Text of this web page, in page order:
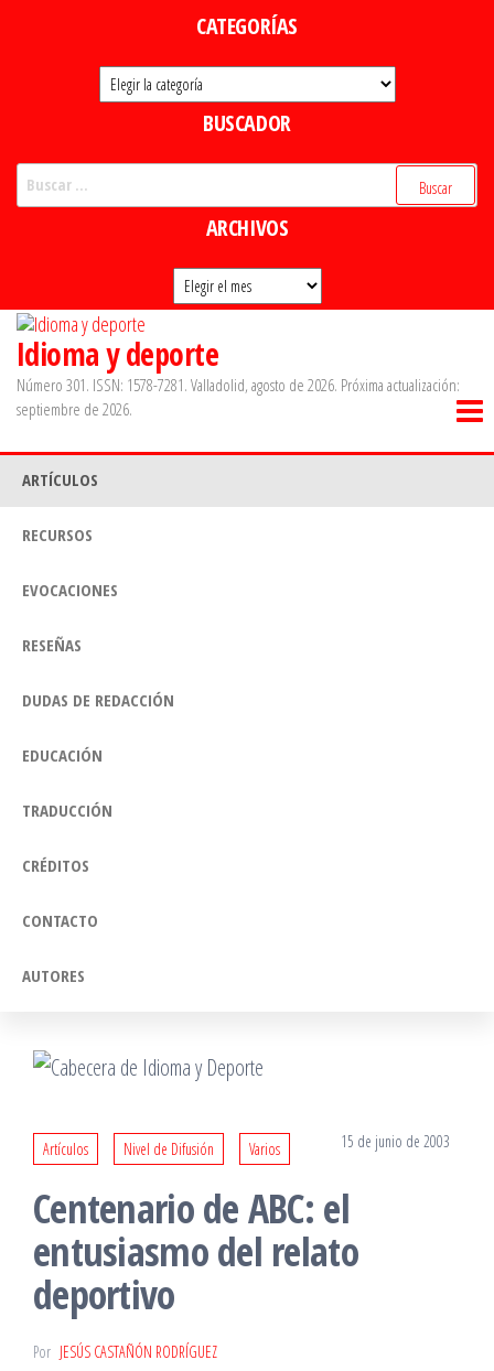
CATEGORÍAS
Categorías
BUSCADOR
ARCHIVOS
Archivos
Idioma y deporte
Número 301. ISSN: 1578-7281. Valladolid, agosto de 2026. Próxima actualización:
septiembre de 2026.
ARTÍCULOS
RECURSOS
EVOCACIONES
RESEÑAS
DUDAS DE REDACCIÓN
EDUCACIÓN
TRADUCCIÓN
CRÉDITOS
CONTACTO
AUTORES
Artículos Nivel de Difusión Varios 15 de junio de 2003
Centenario de ABC: el
entusiasmo del relato
deportivo
Por JESÚS CASTAÑÓN RODRÍGUEZ